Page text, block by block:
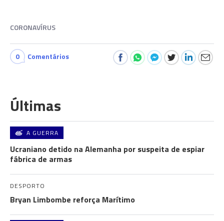
CORONAVÍRUS
0 Comentários
Últimas
A GUERRA
Ucraniano detido na Alemanha por suspeita de espiar
fábrica de armas
DESPORTO
Bryan Limbombe reforça Marítimo